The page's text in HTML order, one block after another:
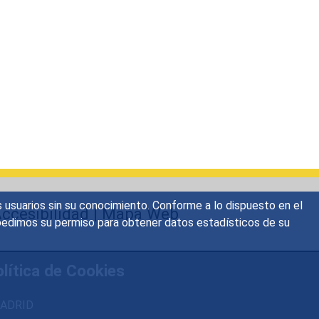
sin su conocimiento. Conforme a lo dispuesto en el
su permiso para obtener datos estadísticos de su
|Mapa Web
de Cookies